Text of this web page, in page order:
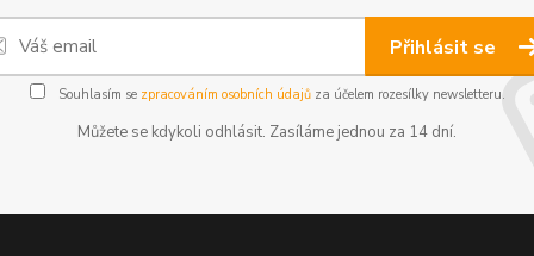
Přihlásit se
Souhlasím se zpracováním osobních údajůza účelem rozesílky newsletteru.
Můžete se kdykoli odhlásit. Zasíláme jednou za 14 dní.